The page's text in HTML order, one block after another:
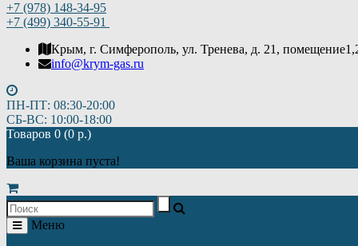
+7 (978) 148-34-95
+7 (499) 340-55-91 ​
Крым, г. Симферополь, ул. Тренева, д. 21,
info@krym-gas.ru
ПН-ПТ: 08:30-20:00
СБ-ВС: 10:00-18:00
Товаров 0 (0 р.)
Ваша корзина пуста!
Меню